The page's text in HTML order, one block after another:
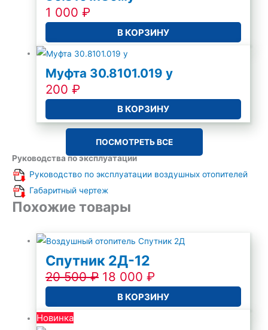
1 000₽
В КОРЗИНУ
Муфта 30.8101.019 у
200₽
В КОРЗИНУ
ПОСМОТРЕТЬ ВСЕ
Руководства по эксплуатации
Руководство по эксплуатации воздушных отопителей
Габаритный чертеж
Похожие товары
Спутник 2Д-12
20 500₽ 18 000₽
В КОРЗИНУ
Новинка